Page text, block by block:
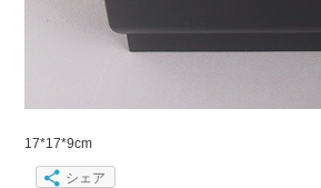
17*17*9cm
シェア